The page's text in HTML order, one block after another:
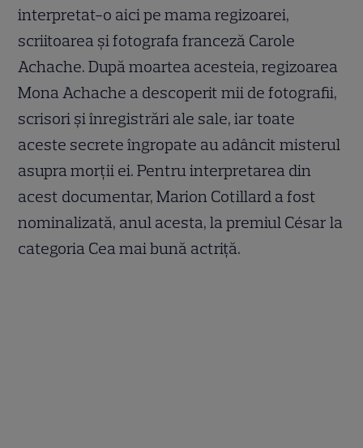
interpretat-o aici pe mama regizoarei,
scriitoarea și fotografa franceză Carole
Achache. După moartea acesteia, regizoarea
Mona Achache a descoperit mii de fotografii,
scrisori și înregistrări ale sale, iar toate
aceste secrete îngropate au adâncit misterul
asupra morții ei. Pentru interpretarea din
acest documentar, Marion Cotillard a fost
nominalizată, anul acesta, la premiul César la
categoria Cea mai bună actriță.